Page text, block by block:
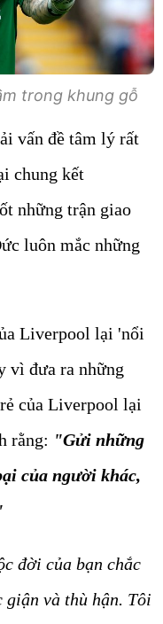
trong khung gỗ
vấn đề tâm lý rất
chung kết
những trận giao
luôn mắc những
Liverpool lại 'nổi
vì đưa ra những
của Liverpool lại
rằng: "Gửi những
của người khác,
đời của bạn chắc
giận và thù hận. Tôi